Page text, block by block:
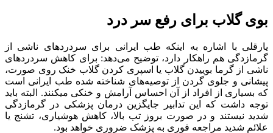
بوی گلاب برای رفع سر درد
یارقلی با اشاره به اینکه طب ایرانی برای سردردهای ناشی از
گرمازدگی هم راهکار دارد، توضیح می‌دهد: برای کاهش سردردهای
ناشی از گرما بوییدن گلاب یا اسپری کردن گلاب خنک روی صورت،
پیشانی و جلوی گردن از توصیه‌های شناخته‏ شده طب ایرانی است
که بسیاری از افراد از آن احساس آرامش و خنکی می‎کنند. البته باید
توجه داشت که این تدابیر جایگزین درمان پزشکی در گرمازدگی
شدید نیستند و در صورت بروز تب بالا، کاهش هوشیاری، تشنج یا
علائم شدید مراجعه فوری به پزشک ضروری خواهد بود.